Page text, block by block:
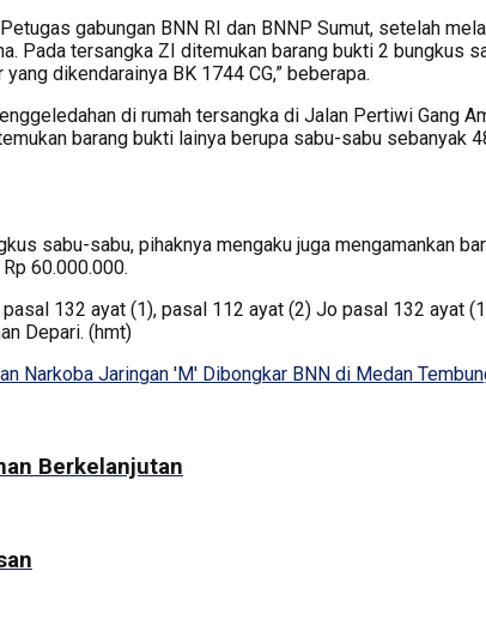
gabungan BNN RI dan BNNP Sumut, setelah
Pada tersangka ZI ditemukan barang bukti 2 bungkus
dikendarainya BK 1744 CG,” beberapa.
di rumah tersangka di Jalan Pertiwi Gang
barang bukti lainya berupa sabu-sabu sebanyak
sabu-sabu, pihaknya mengaku juga mengamankan
60.000.000.
132 ayat (1), pasal 112 ayat (2) Jo pasal 132 ayat
Depari. (hmt)
Narkoba Jaringan 'M' Dibongkar BNN di Medan
Berkelanjutan